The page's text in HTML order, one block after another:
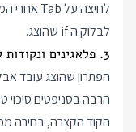
לבלוק ה if שהוצג.
3. פלאגינים ונקודות להמשך
הפתרון שהוצג עובד
הרבה בסניפטים
הקוד הקצרה, בחירה